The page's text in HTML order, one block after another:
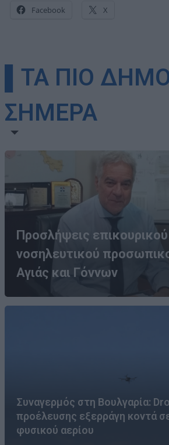
Facebook X
▌ΤΑ ΠΙΟ
ΣΗΜΕΡΑ
Προσλήψεις επικουρικού
νοσηλευτικού
Αγιάς και Γόννων
Συναγερμός στη Βουλγαρία:
προέλευσης εξερράγη κοντά
φυσικού αερίου